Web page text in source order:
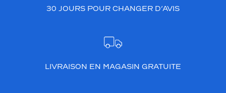
30 JOURS POUR CHANGER D’AVIS
LIVRAISON EN MAGASIN GRATUITE